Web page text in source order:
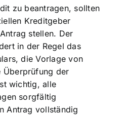
zu beantragen, sollten
Kreditgeber
stellen. Der
in der Regel das
die Vorlage von
Überprüfung der
wichtig, alle
sorgfältig
Antrag vollständig